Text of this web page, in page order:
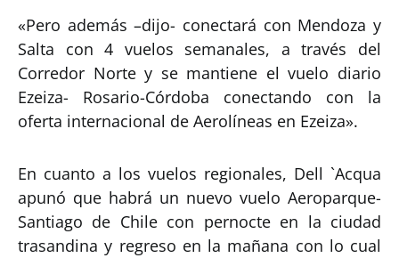
«Pero además –dijo- conectará con Mendoza y
Salta con 4 vuelos semanales, a través del
Corredor Norte y se mantiene el vuelo diario
Ezeiza- Rosario-Córdoba conectando con la
oferta internacional de Aerolíneas en Ezeiza».
En cuanto a los vuelos regionales, Dell `Acqua
apunó que habrá un nuevo vuelo Aeroparque-
Santiago de Chile con pernocte en la ciudad
trasandina y regreso en la mañana con lo cual